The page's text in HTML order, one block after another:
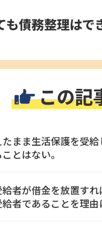
も債務整理は
この記
まま生活保護を受
とはない。
者が借金を放置す
者であることを理由